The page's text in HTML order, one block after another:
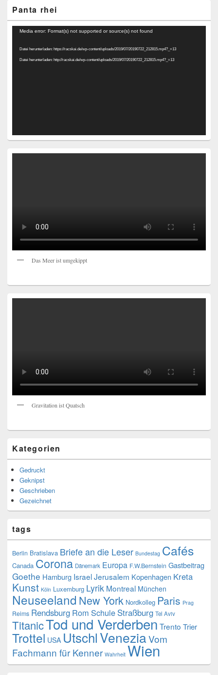
Panta rhei
Video-
Media error: Format(s) not supported or source(s) not found
Datei herunterladen: https://racskai.de/wp-content/uploads/2019/07/20190722_212815.mp4?_=13
Datei herunterladen: http://racskai.de/wp-content/uploads/2019/07/20190722_212815.mp4?_=13
Das Meer ist umgekippt
Gravitation ist Quatsch
Kategorien
Gedruckt
Geknipst
Geschrieben
Gezeichnet
tags
Berlin Bratislava Briefe an die Leser Bundestag Cafés
Canada Corona Dänemark Europa F.W.Bernstein Gastbeitrag
Goethe Hamburg IsraelJerusalem Kopenhagen Kreta
Kunst Köln Luxemburg Lyrik Montreal München
Neuseeland New York Nordkolleg Paris Prag
Reims Rendsburg Rom Schule Straßburg Tel Aviv
TitanicTod und Verderben Trento Trier
Trottel USA UtschlVeneziaVom
Fachmann für Kenner Wahrheit Wien